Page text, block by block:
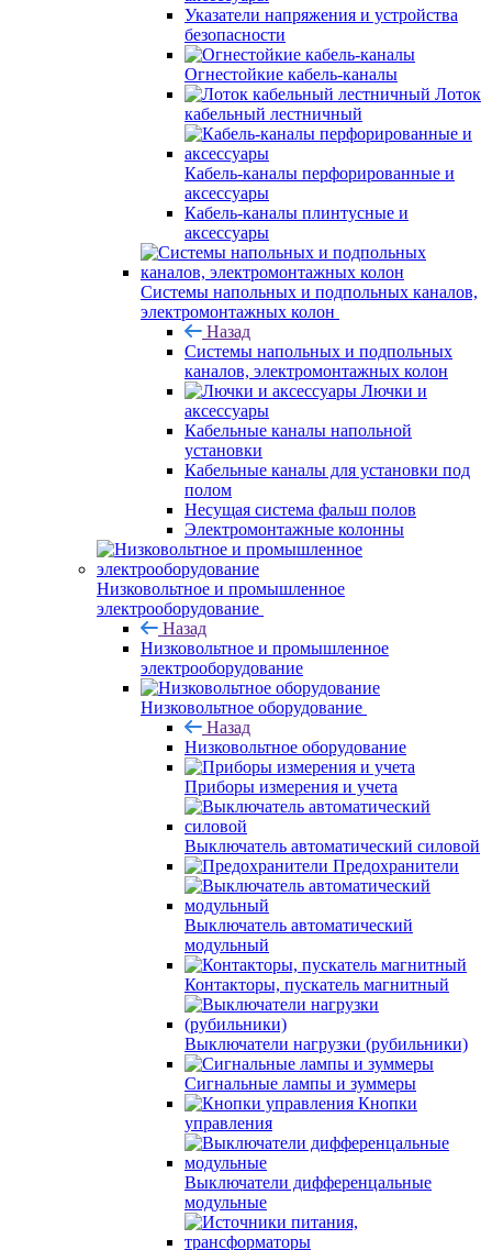
Указатели напряжения и устройства
безопасности
Огнестойкие кабель-каналы
Лоток
кабельный лестничный
Кабель-каналы перфорированные и
аксессуары
Кабель-каналы плинтусные и
аксессуары
Системы напольных и подпольных каналов,
электромонтажных колон
Назад
Системы напольных и подпольных
каналов, электромонтажных колон
Лючки и
аксессуары
Кабельные каналы напольной
установки
Кабельные каналы для установки под
полом
Несущая система фальш полов
Электромонтажные колонны
Низковольтное и промышленное
электрооборудование
Назад
Низковольтное и промышленное
электрооборудование
Низковольтное оборудование
Назад
Низковольтное оборудование
Приборы измерения и учета
Выключатель автоматический силовой
Предохранители
Выключатель автоматический
модульный
Контакторы, пускатель магнитный
Выключатели нагрузки (рубильники)
Сигнальные лампы и зуммеры
Кнопки
управления
Выключатели дифференцальные
модульные